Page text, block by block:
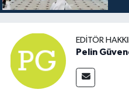
EDITÖR
Pelin